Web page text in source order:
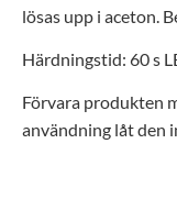
lösas upp i aceton
Härdningstid: 60 s
Förvara produkten
användning låt den